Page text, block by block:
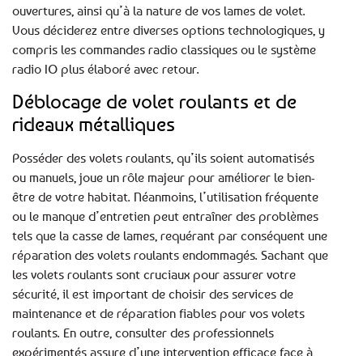
ouvertures, ainsi qu’à la nature de vos lames de volet.
Vous déciderez entre diverses options technologiques, y
compris les commandes radio classiques ou le système
radio IO plus élaboré avec retour.
Déblocage de volet roulants et de
rideaux métalliques
Posséder des volets roulants, qu’ils soient automatisés
ou manuels, joue un rôle majeur pour améliorer le bien-
être de votre habitat. Néanmoins, l’utilisation fréquente
ou le manque d’entretien peut entraîner des problèmes
tels que la casse de lames, requérant par conséquent une
réparation des volets roulants endommagés. Sachant que
les volets roulants sont cruciaux pour assurer votre
sécurité, il est important de choisir des services de
maintenance et de réparation fiables pour vos volets
roulants. En outre, consulter des professionnels
expérimentés assure d’une intervention efficace face à